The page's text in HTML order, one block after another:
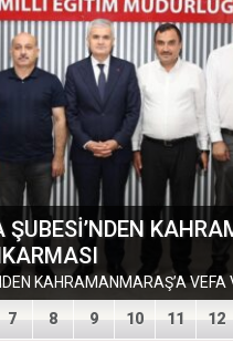
MİLYONLARCA
7 8 9 10 11 12